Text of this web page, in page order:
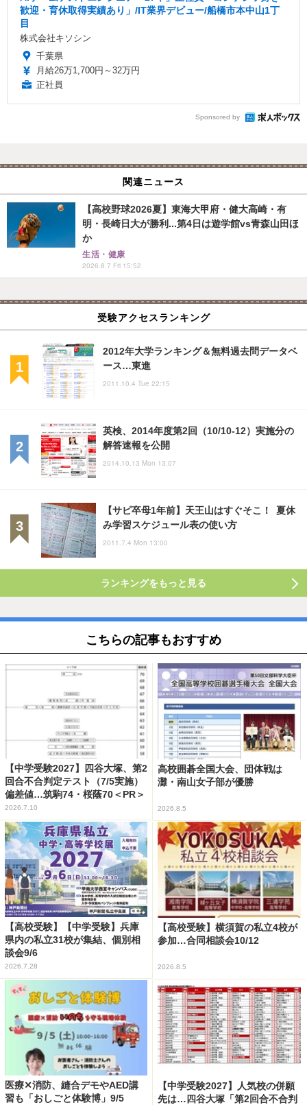
歓迎・育休取得実績あり」/IT業界デビュー/船橋市本中山1丁
目
株式会社キソシン
千葉県
月給26万1,700円～32万円
正社員
Sponsored by
関連ニュース
【高校野球2026夏】東海大甲府・健大高崎・有
明・長崎日大が勝利...第4日は遊学館vs青森山田ほ
か
生活・健康
2026.8.7 Fri 15:52
受験アクセスランキング
2012年大学ランキング＆無料過去問データベ
ース…東進
2011.10.4 Tue 22:15
英検、2014年度第2回（10/10-12）実施分の
解答速報を公開
2014.10.13 Mon 13:07
【サピ卒母1年前】天王山はすぐそこ！ 夏休
み学習スケジュール表の使い方
2011.7.4 Mon 13:00
ランキングをもっと見る
こちらの記事もおすすめ
【中学受験2027】四谷大塚、第2
回合不合判定テスト（7/5実施）
偏差値…筑駒74・桜蔭70＜PR＞
2026.7.10
高校囲碁全国大会、団体戦は
灘・南山女子部が優勝
2026.8.5
【高校受験】【中学受験】兵庫
県内の私立31校が集結、個別相
談会9/6
2026.7.28
【高校受験】横須賀の私立4校が
参加…合同相談会10/12
2026.8.5
医療✕消防、縫合デモやAED講
習も「おしごと体験博」9/5
【中学受験2027】人気校の併願
先は…四谷大塚「第2回合不合判